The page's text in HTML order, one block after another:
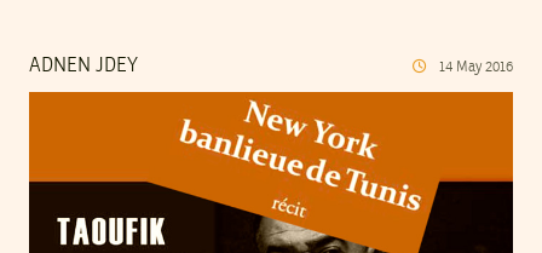
ADNEN JDEY 14 May 2016